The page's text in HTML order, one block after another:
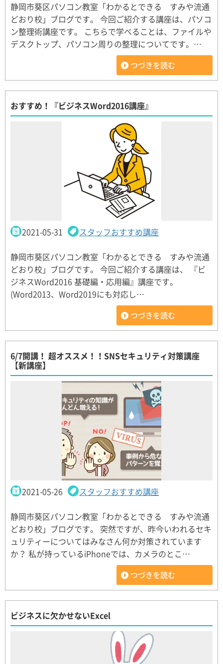
静岡市葵区パソコン教室「わかるとできる すみや流通
どおり校」ブログです。 今回ご紹介する講座は、パソコ
ン整理術講座です。 こちらで学べることは、ファイルや
デスクトップ、パソコン周りの整理についてです。…
つづきを読む
おすすめ！『ビジネスWord2016講座』
2021-05-31 スタッフおすすめ講座
静岡市葵区パソコン教室「わかるとできる すみや流通
どおり校」ブログです。 今回ご紹介する講座は、 『ビ
ジネスWord2016 基礎編・応用編』講座です。
(Word2013、Word2019にも対応し…
つづきを読む
6/7開講！ 超オススメ！！SNSセキュリティ対策講座
【新講座】
2021-05-26 スタッフおすすめ講座
静岡市葵区パソコン教室「わかるとできる すみや流通
どおり校」ブログです。 突然ですが、昨今いわれるセキ
ュリティーについてはみなさん何か対策されています
か？ 私が持っているiPhoneでは、カメラのとこ…
つづきを読む
ビジネスに欠かせないExcel